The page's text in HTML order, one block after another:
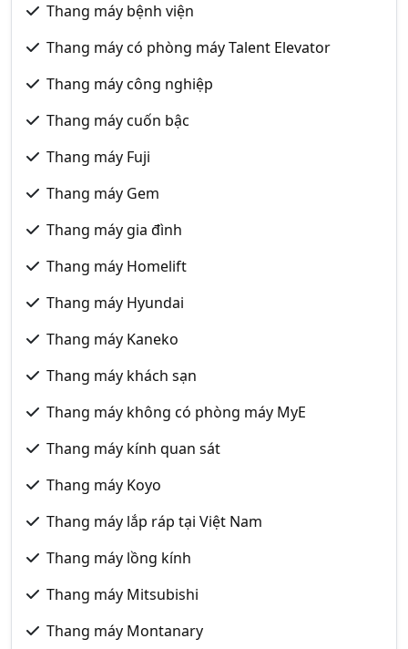
Thang máy bệnh viện
Thang máy có phòng máy Talent Elevator
Thang máy công nghiệp
Thang máy cuốn bậc
Thang máy Fuji
Thang máy Gem
Thang máy gia đình
Thang máy Homelift
Thang máy Hyundai
Thang máy Kaneko
Thang máy khách sạn
Thang máy không có phòng máy MyE
Thang máy kính quan sát
Thang máy Koyo
Thang máy lắp ráp tại Việt Nam
Thang máy lồng kính
Thang máy Mitsubishi
Thang máy Montanary